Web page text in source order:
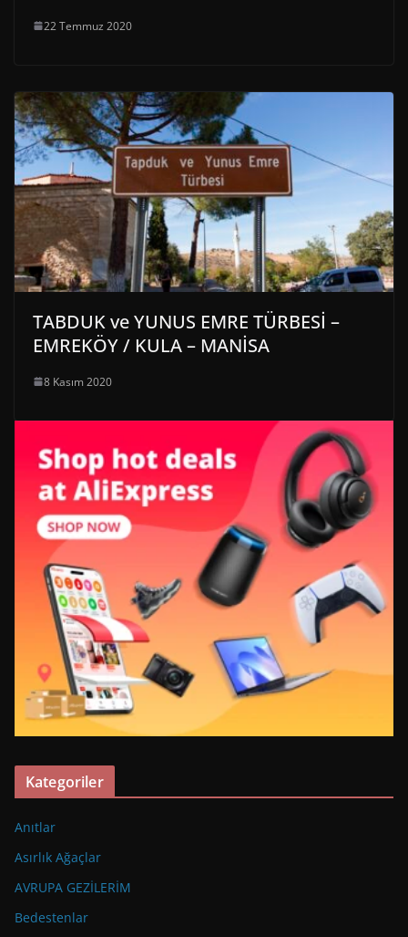
22 Temmuz 2020
TABDUK ve YUNUS EMRE TÜRBESİ –
EMREKÖY / KULA – MANİSA
8 Kasım 2020
Kategoriler
Anıtlar
Asırlık Ağaçlar
AVRUPA GEZİLERİM
Bedestenlar